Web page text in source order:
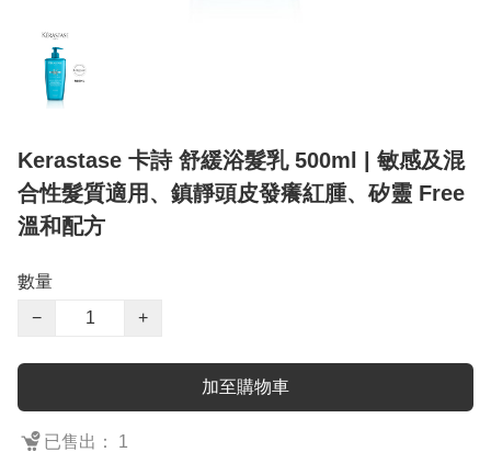
Kerastase 卡詩 舒緩浴髮乳 500ml | 敏感及混
合性髮質適用、鎮靜頭皮發癢紅腫、矽靈 Free
溫和配方
數量
−
+
加至購物車
已售出： 1